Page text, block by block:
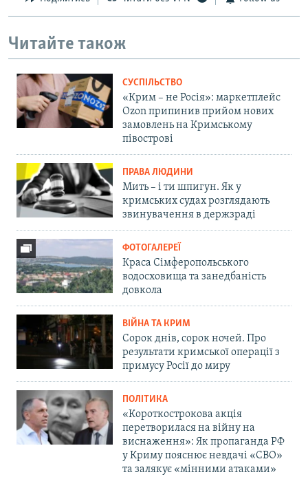
Читайте також
СУСПІЛЬСТВО
«Крим – не Росія»: маркетплейс
Ozon припинив прийом нових
замовлень на Кримському
півострові
ПРАВА ЛЮДИНИ
Мить – і ти шпигун. Як у
кримських судах розглядають
звинувачення в держзраді
ФОТОГАЛЕРЕЇ
Краса Сімферопольського
водосховища та занедбаність
довкола
ВІЙНА ТА КРИМ
Сорок днів, сорок ночей. Про
результати кримської операції з
примусу Росії до миру
ПОЛІТИКА
«Короткострокова акція
перетворилася на війну на
виснаження»: Як пропаганда РФ
у Криму пояснює невдачі «СВО»
та залякує «мінними атаками»